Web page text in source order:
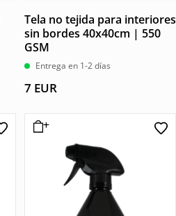
Tela no tejida para interiores
sin bordes 40x40cm | 550
GSM
Entrega en 1-2 días
7 EUR